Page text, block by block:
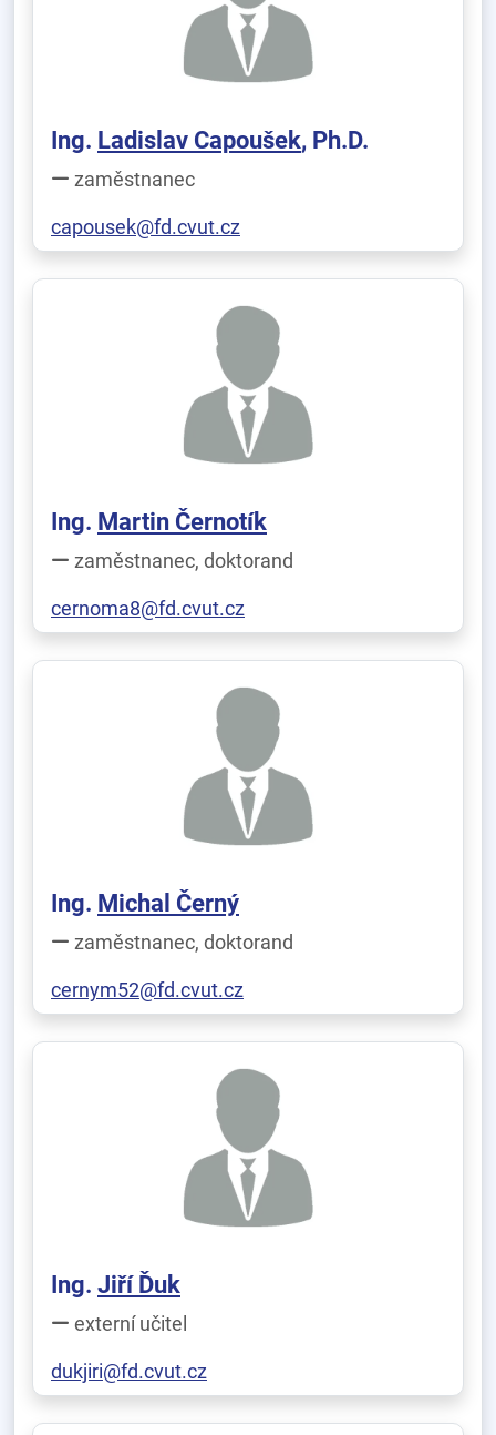
Ing. Ladislav Capoušek, Ph.D.
zaměstnanec
capousek@fd.cvut.cz
Ing. Martin Černotík
zaměstnanec, doktorand
cernoma8@fd.cvut.cz
Ing. Michal Černý
zaměstnanec, doktorand
cernym52@fd.cvut.cz
Ing. Jiří Ďuk
externí učitel
dukjiri@fd.cvut.cz